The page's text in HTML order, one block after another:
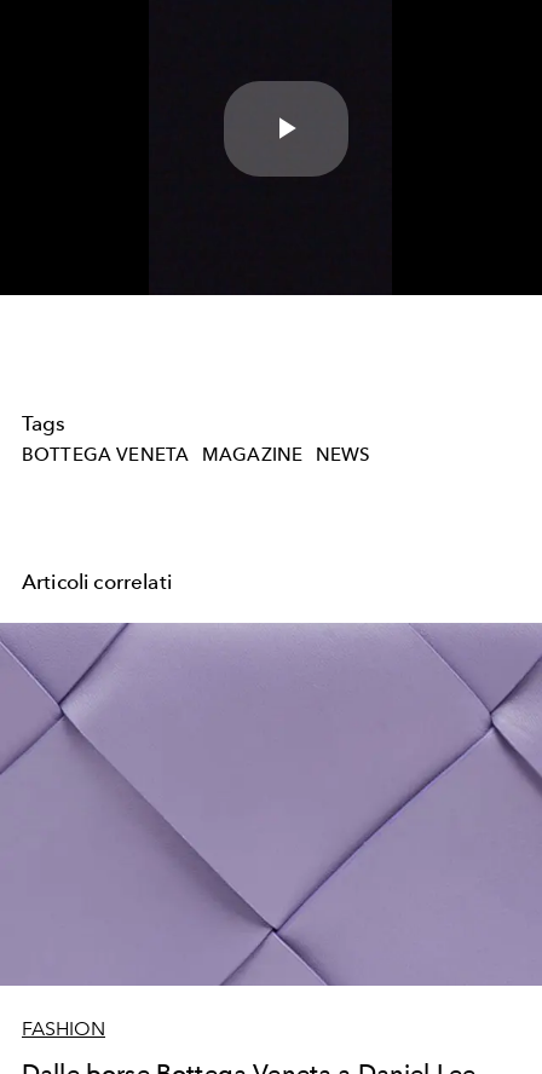
Play
Tags
BOTTEGA VENETA MAGAZINE NEWS
Articoli correlati
FASHION